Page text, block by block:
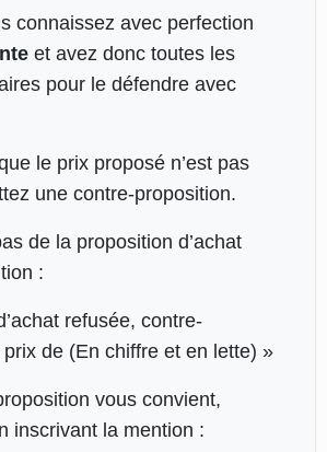
connaissez avec perfection
et avez donc toutes les
pour le défendre avec
le prix proposé n’est pas
une contre-proposition.
de la proposition d’achat
:
refusée, contre-
de (En chiffre et en lette) »
vous convient,
inscrivant la mention :